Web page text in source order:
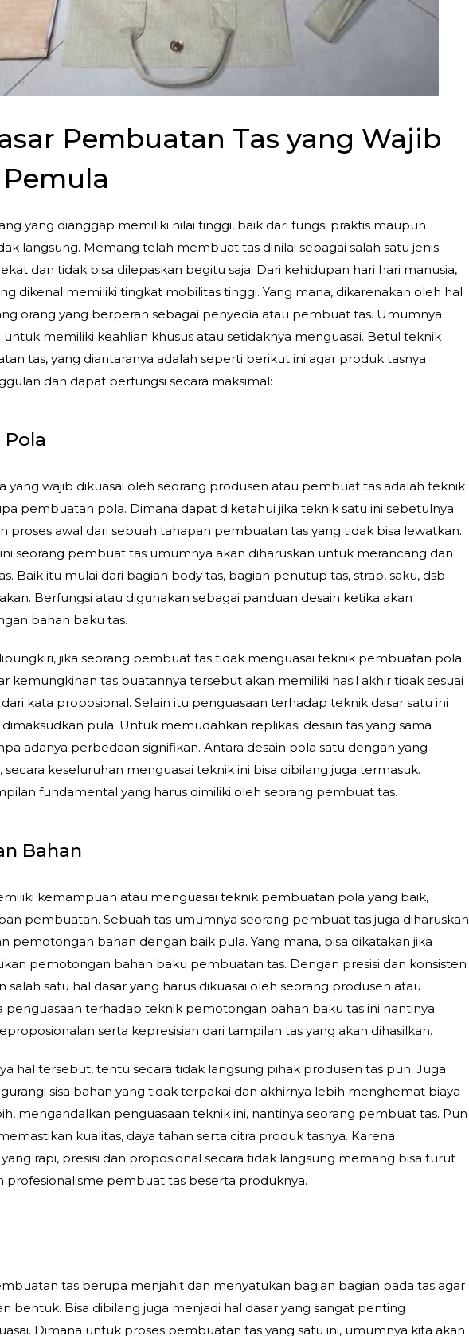
Pembuatan Tas yang Wajib
yang dianggap memiliki nilai tinggi, baik dari fungsi praktis maupun
langsung. Memang telah membuat tas dinilai sebagai salah satu jenis
dan tidak bisa dilepaskan begitu saja. Dari kehidupan hari hari manusia,
dikenal memiliki tingkat mobilitas tinggi. Yang mana, dikarenakan oleh hal
orang yang berperan sebagai penyedia atau pembuat tas. Umumnya
memiliki keahlian khusus atau setidaknya menguasai. Betul teknik
tas, yang diantaranya adalah seperti berikut ini agar produk tasnya
dan dapat berfungsi secara maksimal:
Pola
yang wajib dikuasai oleh seorang produsen atau pembuat tas adalah teknik
pembuatan pola. Dimana dapat diketahui jika teknik satu ini sebetulnya
proses awal dari sebuah tahapan pembuatan tas yang tidak bisa lewatkan.
seorang pembuat tas umumnya akan diharuskan untuk merancang dan
Baik itu mulai dari bagian body tas, bagian penutup tas, strap, saku, dsb
Berfungsi atau digunakan sebagai panduan desain ketika akan
bahan baku tas.
jika seorang pembuat tas tidak menguasai teknik pembuatan pola
kemungkinan tas buatannya tersebut akan memiliki hasil akhir tidak sesuai
kata proposional. Selain itu penguasaan terhadap teknik dasar satu ini
pula. Untuk memudahkan replikasi desain tas yang sama
adanya perbedaan signifikan. Antara desain pola satu dengan yang
secara keseluruhan menguasai teknik ini bisa dibilang juga termasuk.
fundamental yang harus dimiliki oleh seorang pembuat tas.
Bahan
kemampuan atau menguasai teknik pembuatan pola yang baik,
pembuatan. Sebuah tas umumnya seorang pembuat tas juga diharuskan
pemotongan bahan dengan baik pula. Yang mana, bisa dikatakan jika
pemotongan bahan baku pembuatan tas. Dengan presisi dan konsisten
satu hal dasar yang harus dikuasai oleh seorang produsen atau
penguasaan terhadap teknik pemotongan bahan baku tas ini nantinya.
serta kepresisian dari tampilan tas yang akan dihasilkan.
hal tersebut, tentu secara tidak langsung pihak produsen tas pun. Juga
sisa bahan yang tidak terpakai dan akhirnya lebih menghemat biaya
mengandalkan penguasaan teknik ini, nantinya seorang pembuat tas. Pun
kualitas, daya tahan serta citra produk tasnya. Karena
rapi, presisi dan proposional secara tidak langsung memang bisa turut
profesionalisme pembuat tas beserta produknya.
tas berupa menjahit dan menyatukan bagian bagian pada tas agar
bentuk. Bisa dibilang juga menjadi hal dasar yang sangat penting
Dimana untuk proses pembuatan tas yang satu ini, umumnya kita akan